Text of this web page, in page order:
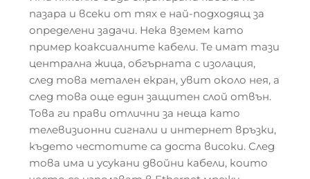
пазара и всеки от тях е най-подходящ за
определени задачи. Нека вземем като
пример коаксиалните кабели. Те имат тази
централна жица, обгърната с изолация,
след това метален екран, увит около нея, а
след това още един защитен слой отвън.
Това ги прави отлични за неща като
телевизионни сигнали и интернет връзки,
където честотите са доста високи. След
това има и усукани двойни кабели, които